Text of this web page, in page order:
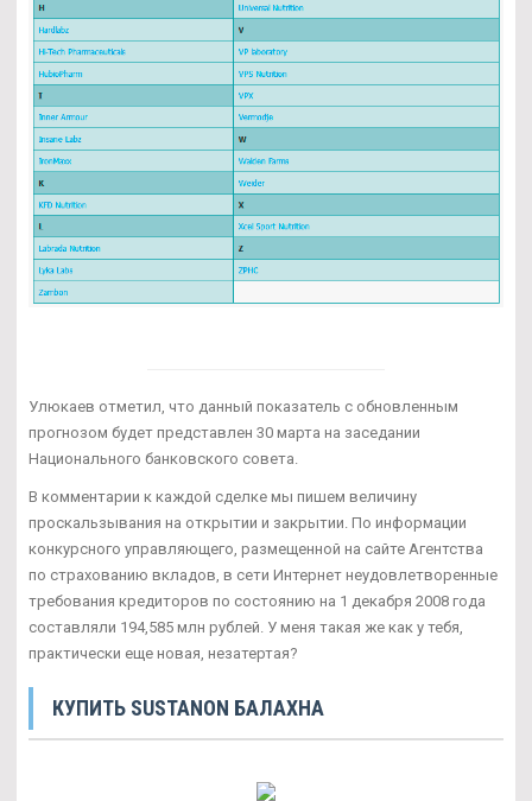
Улюкаев отметил, что данный показатель с обновленным
прогнозом будет представлен 30 марта на заседании
Национального банковского совета.
В комментарии к каждой сделке мы пишем величину
проскальзывания на открытии и закрытии. По информации
конкурсного управляющего, размещенной на сайте Агентства
по страхованию вкладов, в сети Интернет неудовлетворенные
требования кредиторов по состоянию на 1 декабря 2008 года
составляли 194,585 млн рублей. У меня такая же как у тебя,
практически еще новая, незатертая?
КУПИТЬ SUSTANON БАЛАХНА